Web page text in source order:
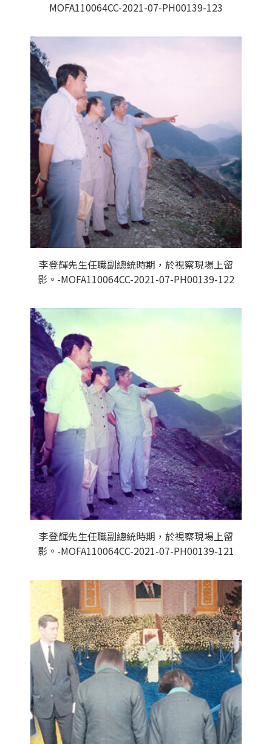
MOFA110064CC-2021-07-PH00139-123
李登輝先生任職副總統時期，於視察現場上留
影。-MOFA110064CC-2021-07-PH00139-122
李登輝先生任職副總統時期，於視察現場上留
影。-MOFA110064CC-2021-07-PH00139-121